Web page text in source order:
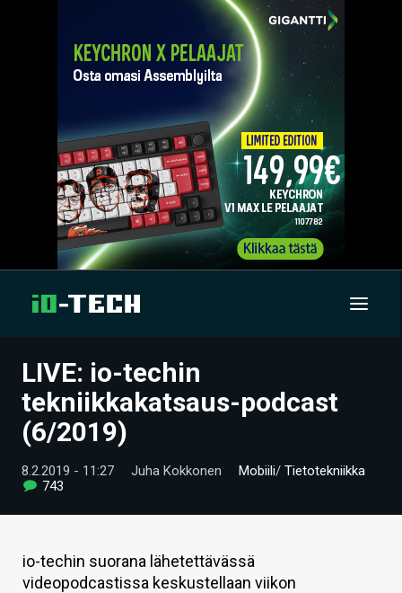
UUTISET
ARTIKKELIT
VIDEOT
HINTA.FI
LIVE: io-techin
tekniikkakatsaus-podcast
(6/2019)
8.2.2019 - 11:27 Juha Kokkonen Mobiili/ Tietotekniikka
743
io-techin suorana lähetettävässä
videopodcastissa keskustellaan viikon